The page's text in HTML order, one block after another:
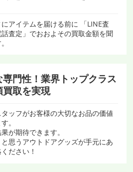
アイテムを届ける前に 「LINE査
査定」でおおよその買取金額を聞
門性！ 業界トップクラス
買取を実現
ッフがお客様の大切なお品の価値
。
が期待できます。
と思うアウトドアグッズが手元にあ
ださい！